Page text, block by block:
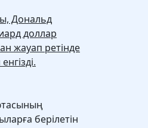
Дональд
доллар
жауап ретінде
берілетін